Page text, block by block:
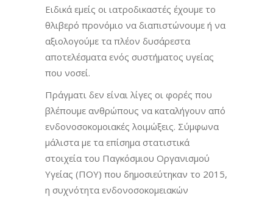
Ειδικά εμείς οι ιατροδικαστές έχουμε το
θλιβερό προνόμιο να διαπιστώνουμε ή να
αξιολογούμε τα πλέον δυσάρεστα
αποτελέσματα ενός συστήματος υγείας
που νοσεί.
Πράγματι δεν είναι λίγες οι φορές που
βλέπουμε ανθρώπους να καταλήγουν από
ενδονοσοκομοιακές λοιμώξεις. Σύμφωνα
μάλιστα με τα επίσημα στατιστικά
στοιχεία του Παγκόσμιου Οργανισμού
Υγείας (ΠΟΥ) που δημοσιεύτηκαν το 2015,
η συχνότητα ενδονοσοκομειακών